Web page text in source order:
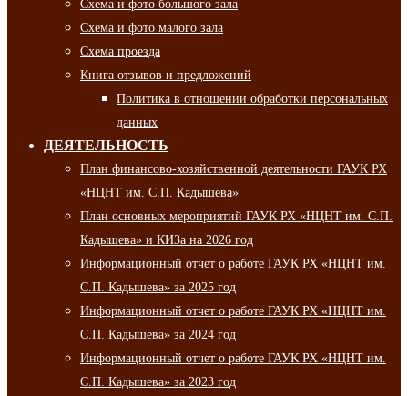
Схема и фото большого зала
Схема и фото малого зала
Схема проезда
Книга отзывов и предложений
Политика в отношении обработки персональных
данных
ДЕЯТЕЛЬНОСТЬ
План финансово-хозяйственной деятельности ГАУК РХ
«НЦНТ им. С.П. Кадышева»
План основных мероприятий ГАУК РХ «НЦНТ им. С.П.
Кадышева» и КИЗа на 2026 год
Информационный отчет о работе ГАУК РХ «НЦНТ им.
С.П. Кадышева» за 2025 год
Информационный отчет о работе ГАУК РХ «НЦНТ им.
С.П. Кадышева» за 2024 год
Информационный отчет о работе ГАУК РХ «НЦНТ им.
С.П. Кадышева» за 2023 год